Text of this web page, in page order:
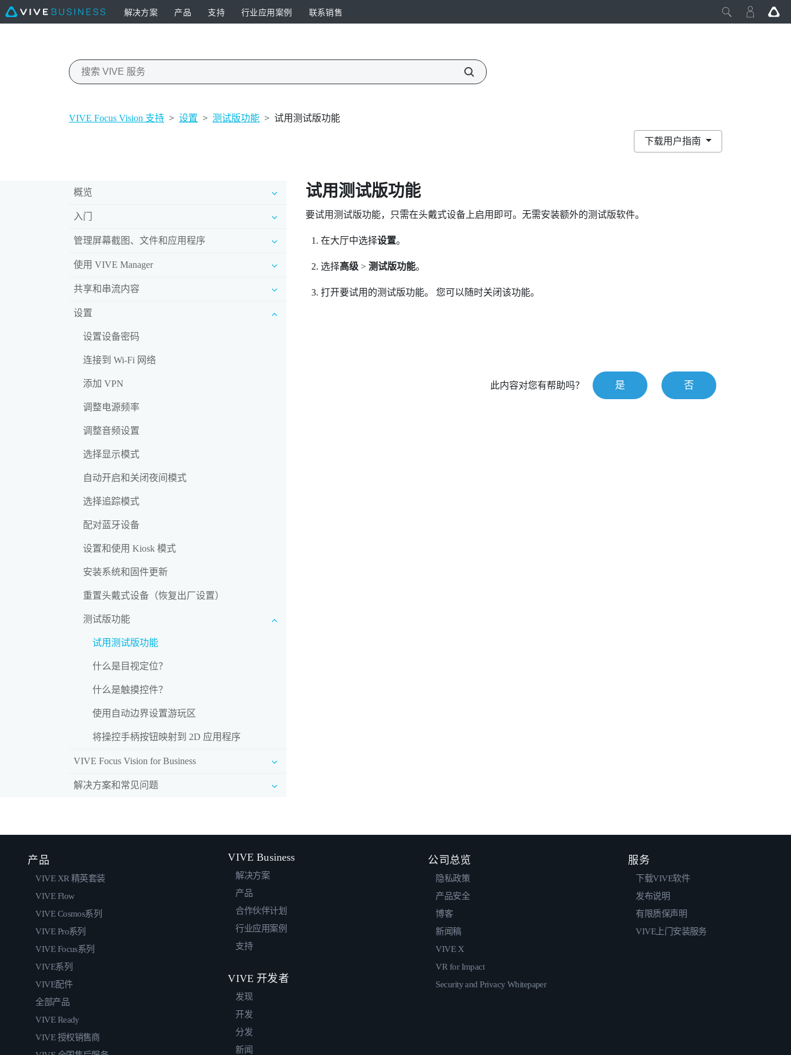
解决方案 产品 支持 行业应用案例 联系销售
VIVE Focus Vision 支持 > 设置 > 测试版功能 > 试用测试版功能
下载用户指南
概览
入门
管理屏幕截图、文件和应用程序
使用 VIVE Manager
共享和串流内容
设置
设置设备密码
连接到 Wi‍-Fi 网络
添加 VPN
调整电源频率
调整音频设置
选择显示模式
自动开启和关闭夜间模式
选择追踪模式
配对蓝牙设备
设置和使用 Kiosk 模式
安装系统和固件更新
重置头戴式设备（恢复出厂设置）
测试版功能
试用测试版功能
什么是目视定位？
什么是触摸控件？
使用自动边界设置游玩区
将操控手柄按钮映射到 2D 应用程序
VIVE Focus Vision for Business
解决方案和常见问题
试用测试版功能
要试用测试版功能，只需在头戴式设备上启用即可。无需安装额外的测试版软件。
在大厅中选择设置。
选择高级> 测试版功能。
打开要试用的测试版功能。 您可以随时关闭该功能。
此内容对您有帮助吗？ 是 否
产品
VIVE XR 精英套装
VIVE Flow
VIVE Cosmos系列
VIVE Pro系列
VIVE Focus系列
VIVE系列
VIVE配件
全部产品
VIVE Ready
VIVE 授权销售商
VIVE Business
解决方案
产品
合作伙伴计划
行业应用案例
支持
VIVE 开发者
发现
开发
分发
新闻
公司总览
隐私政策
产品安全
博客
新闻稿
VIVE X
VR for Impact
Security and Privacy Whitepaper
服务
下载VIVE软件
发布说明
有限质保声明
VIVE上门安装服务